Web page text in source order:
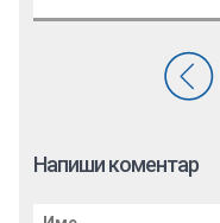
Напиши коментар